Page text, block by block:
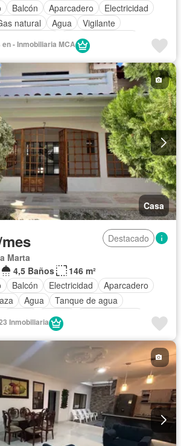
Balcón Aparcadero
Electricidad
natural Agua
Vigilante
Permite mascotas
- Inmobiliaria MCA
Casa
Destacado
Marta
4,5 Baños
146 m²
Balcón Electricidad
Aparcadero
Agua
Tanque de agua
Piscina
Permite niños
Inmobiliaria